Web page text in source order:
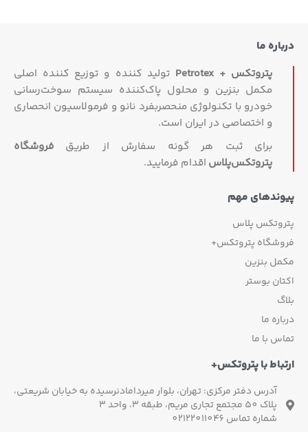
ما
پتروتکس + Petrotex
تولید کننده و توزیع کننده اصلی
مکمل بنزین و محلول پاک‌کننده سیستم سوخت‌رسانی
خودرو با تکنولوژی منحصربفرد نانو و فرمولاسیون انحصاری
و اختصاصی در ایران است.
برای ثبت هر گونه سفارش از طریقفروشگاه
پتروتکس‏‌پلاساقدام فرمایید.
مهم
پلاس
پتروتکس+
بنزین
بوستر
ما
با ما
با پتروتکس+
آدرس دفتر مرکزی: تهران، بلوار میردامادنرسیده به خیابان شریعتی،
پلاک 50 مجتمع تجاری مریم، طبقه 3، واحد 3
شماره تماس 02122011046